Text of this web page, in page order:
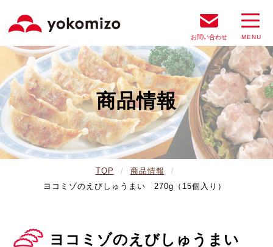
お問い合わせ
商品情報
TOP
商品情報
ヨコミゾのえびしゅうまい 270g（15個入り）
ヨコミゾのえびしゅうまい